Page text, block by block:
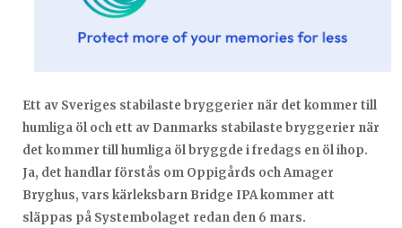
Ett av Sveriges stabilaste bryggerier när det kommer till
humliga öl och ett av Danmarks stabilaste bryggerier när
det kommer till humliga öl bryggde i fredags en öl ihop.
Ja, det handlar förstås om Oppigårds och Amager
Bryghus, vars kärleksbarn Bridge IPA kommer att
släppas på Systembolaget redan den 6 mars.